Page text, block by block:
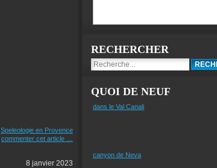
Speleologie en Provence
commenter cet article
8 janvier 2023
RECHERCHER
QUOI DE NEUF
dans le Val Canali
canyon de Neva